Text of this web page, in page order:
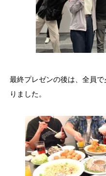
最終プレゼンの後は、全員
りました。